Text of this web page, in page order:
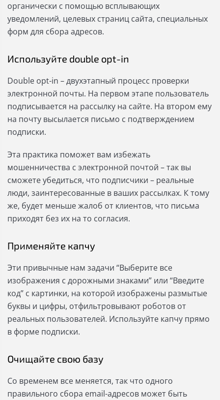
органически с помощью всплывающих
уведомлений, целевых страниц сайта, специальных
форм для сбора адресов.
Используйте double opt-in
Double opt-in – двухэтапный процесс проверки
электронной почты. На первом этапе пользователь
подписывается на рассылку на сайте. На втором ему
на почту высылается письмо с подтверждением
подписки.
Эта практика поможет вам избежать
мошенничества с электронной почтой – так вы
сможете убедиться, что подписчики – реальные
люди, заинтересованные в ваших рассылках. К тому
же, будет меньше жалоб от клиентов, что письма
приходят без их на то согласия.
Применяйте капчу
Эти привычные нам задачи “Выберите все
изображения с дорожными знаками” или “Введите
код” с картинки, на которой изображены размытые
буквы и цифры, отфильтровывают роботов от
реальных пользователей. Используйте капчу прямо
в форме подписки.
Очищайте свою базу
Со временем все меняется, так что одного
правильного сбора email-адресов может быть